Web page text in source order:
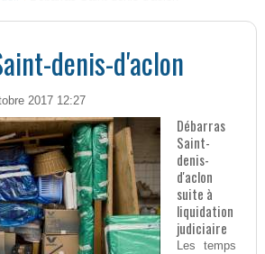
denis-d'aclon
2017 12:27
Débarras
Saint-
denis-
d'aclon
suite à
liquidation
judiciaire
Les temps